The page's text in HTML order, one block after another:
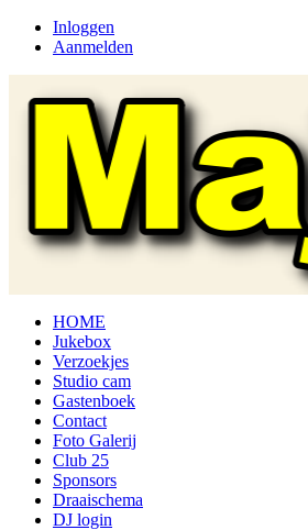
Inloggen
Aanmelden
HOME
Jukebox
Verzoekjes
Studio cam
Gastenboek
Contact
Foto Galerij
Club 25
Sponsors
Draaischema
DJ login